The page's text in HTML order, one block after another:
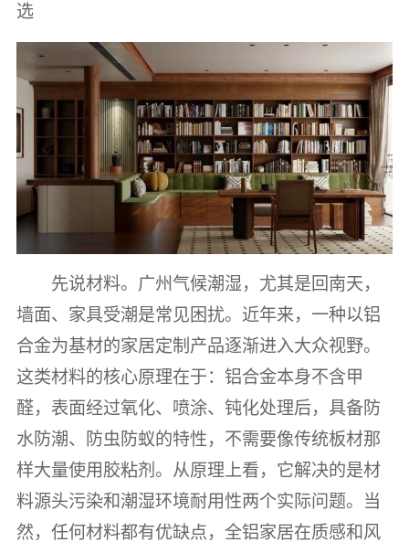
选
先说材料。广州气候潮湿，尤其是回南天，
墙面、家具受潮是常见困扰。近年来，一种以铝
合金为基材的家居定制产品逐渐进入大众视野。
这类材料的核心原理在于：铝合金本身不含甲
醛，表面经过氧化、喷涂、钝化处理后，具备防
水防潮、防虫防蚁的特性，不需要像传统板材那
样大量使用胶粘剂。从原理上看，它解决的是材
料源头污染和潮湿环境耐用性两个实际问题。当
然，任何材料都有优缺点，全铝家居在质感和风